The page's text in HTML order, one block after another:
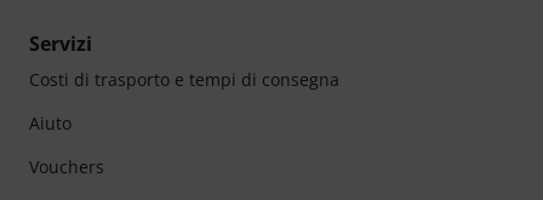
Servizi
Costi di trasporto e tempi di consegna
Aiuto
Vouchers